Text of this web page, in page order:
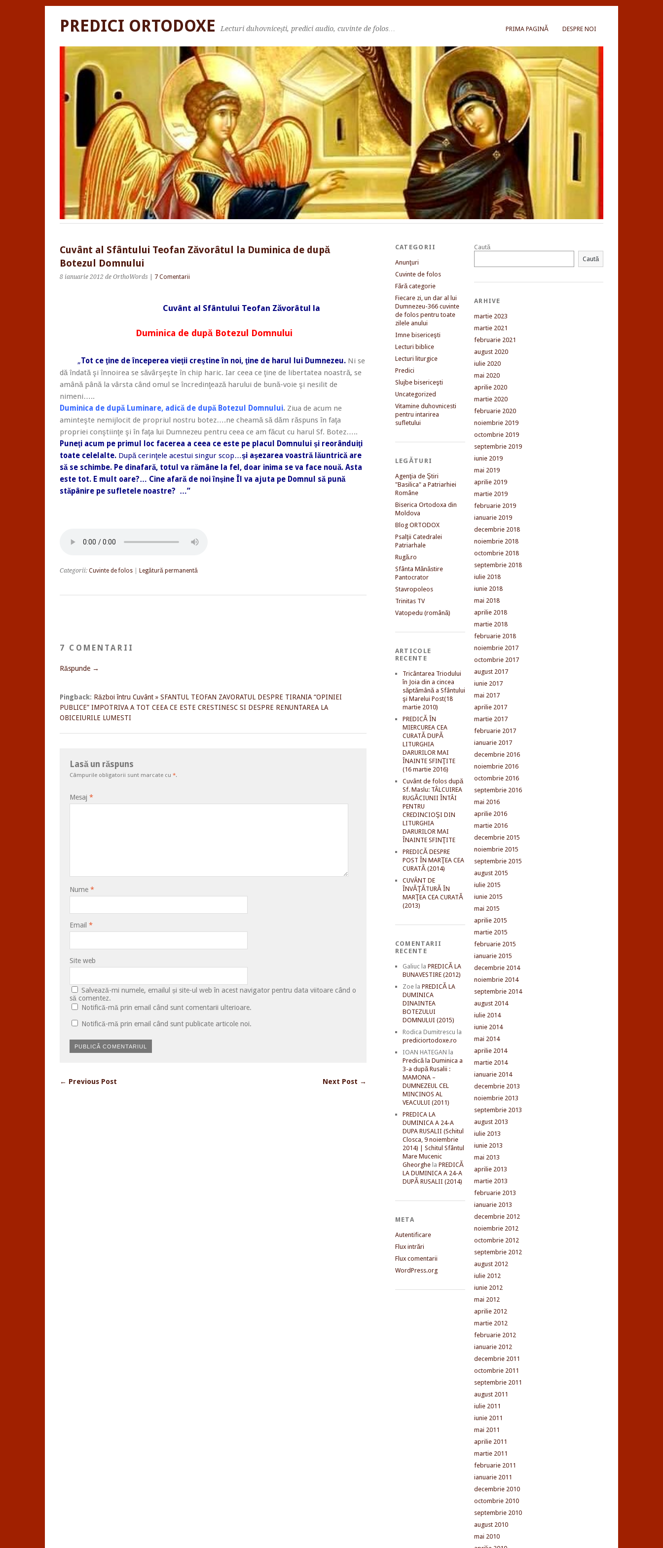
PRIMA PAGINĂ DESPRE NOI
PREDICI ORTODOXE Lecturi duhovniceşti, predici audio, cuvinte de folos…
Cuvânt al Sfântului Teofan Zăvorâtul la Duminica de după
Botezul Domnului
8 ianuarie 2012 de OrthoWords 7 Comentarii
Cuvânt al Sfântului Teofan Zăvorâtul la
Duminica de după Botezul Domnului
„Tot ce ţine de începerea vieţii creştine în noi, ţine de harul lui Dumnezeu. Ni se
dă îndată şi înnoirea se săvârşeşte în chip haric. Iar ceea ce ţine de libertatea noastră, se
amână până la vârsta când omul se încredinţează harului de bună-voie şi nesilit de
nimeni…..
Duminica de după Luminare, adică de după Botezul Domnului. Ziua de acum ne
aminteşte nemijlocit de propriul nostru botez….ne cheamă să dăm răspuns în faţa
propriei conştiinţe şi în faţa lui Dumnezeu pentru ceea ce am făcut cu harul Sf. Botez…..
Puneţi acum pe primul loc facerea a ceea ce este pe placul Domnului şi reorânduiţi
toate celelalte. După cerinţele acestui singur scop…şi aşezarea voastră lăuntrică are
să se schimbe. Pe dinafară, totul va rămâne la fel, doar inima se va face nouă. Asta
este tot. E mult oare?… Cine afară de noi înşine Îl va ajuta pe Domnul să pună
stăpânire pe sufletele noastre? …”
Categorii: Cuvinte de folos Legătură permanentă
7 COMENTARII
Răspunde →
Pingback: Război întru Cuvânt » SFANTUL TEOFAN ZAVORATUL DESPRE TIRANIA “OPINIEI
PUBLICE” IMPOTRIVA A TOT CEEA CE ESTE CRESTINESC SI DESPRE RENUNTAREA LA
OBICEIURILE LUMESTI
Lasă un răspuns
Câmpurile obligatorii sunt marcate cu *.
Mesaj *
Nume *
Email *
Site web
Salvează-mi numele, emailul și site-ul web în acest navigator pentru data viitoare când o
să comentez.
Notifică-mă prin email când sunt comentarii ulterioare.
Notifică-mă prin email când sunt publicate articole noi.
← Previous Post Next Post →
CATEGORII
Anunţuri
Cuvinte de folos
Fără categorie
Fiecare zi, un dar al lui
Dumnezeu-366 cuvinte
de folos pentru toate
zilele anului
Imne bisericeşti
Lecturi biblice
Lecturi liturgice
Predici
Slujbe bisericeşti
Uncategorized
Vitamine duhovnicesti
pentru intarirea
sufletului
LEGĂTURI
Agenţia de Ştiri
"Basilica" a Patriarhiei
Române
Biserica Ortodoxa din
Moldova
Blog ORTODOX
Psalţii Catedralei
Patriarhale
Rugă.ro
Sfânta Mănăstire
Pantocrator
Stavropoleos
Trinitas TV
Vatopedu (română)
ARTICOLE
RECENTE
Tricântarea Triodului
în Joia din a cincea
săptămână a Sfântului
şi Marelui Post(18
martie 2010)
PREDICĂ ÎN
MIERCUREA CEA
CURATĂ DUPĂ
LITURGHIA
DARURILOR MAI
ÎNAINTE SFINŢITE
(16 martie 2016)
Cuvânt de folos după
Sf. Maslu: TÂLCUIREA
RUGĂCIUNII ÎNTÂI
PENTRU
CREDINCIOŞI DIN
LITURGHIA
DARURILOR MAI
ÎNAINTE SFINŢITE
PREDICĂ DESPRE
POST ÎN MARŢEA CEA
CURATĂ (2014)
CUVÂNT DE
ÎNVĂŢĂTURĂ ÎN
MARŢEA CEA CURATĂ
(2013)
COMENTARII
RECENTE
Galiucla PREDICĂ LA
BUNAVESTIRE (2012)
Zoela PREDICĂ LA
DUMINICA
DINAINTEA
BOTEZULUI
DOMNULUI (2015)
Rodica Dumitrescu la
prediciortodoxe.ro
IOAN HATEGAN la
Predică la Duminica a
3-a după Rusalii :
MAMONA –
DUMNEZEUL CEL
MINCINOS AL
VEACULUI (2011)
PREDICA LA
DUMINICA A 24-A
DUPA RUSALII (Schitul
Closca, 9 noiembrie
2014) | Schitul Sfântul
Mare Mucenic
Gheorghela PREDICĂ
LA DUMINICA A 24-A
DUPĂ RUSALII (2014)
META
Autentificare
Flux intrări
Flux comentarii
WordPress.org
Caută
Caută
ARHIVE
martie 2023
martie 2021
februarie 2021
august 2020
iulie 2020
mai 2020
aprilie 2020
martie 2020
februarie 2020
noiembrie 2019
octombrie 2019
septembrie 2019
iunie 2019
mai 2019
aprilie 2019
martie 2019
februarie 2019
ianuarie 2019
decembrie 2018
noiembrie 2018
octombrie 2018
septembrie 2018
iulie 2018
iunie 2018
mai 2018
aprilie 2018
martie 2018
februarie 2018
noiembrie 2017
octombrie 2017
august 2017
iunie 2017
mai 2017
aprilie 2017
martie 2017
februarie 2017
ianuarie 2017
decembrie 2016
noiembrie 2016
octombrie 2016
septembrie 2016
mai 2016
aprilie 2016
martie 2016
decembrie 2015
noiembrie 2015
septembrie 2015
august 2015
iulie 2015
iunie 2015
mai 2015
aprilie 2015
martie 2015
februarie 2015
ianuarie 2015
decembrie 2014
noiembrie 2014
septembrie 2014
august 2014
iulie 2014
iunie 2014
mai 2014
aprilie 2014
martie 2014
ianuarie 2014
decembrie 2013
noiembrie 2013
septembrie 2013
august 2013
iulie 2013
iunie 2013
mai 2013
aprilie 2013
martie 2013
februarie 2013
ianuarie 2013
decembrie 2012
noiembrie 2012
octombrie 2012
septembrie 2012
august 2012
iulie 2012
iunie 2012
mai 2012
aprilie 2012
martie 2012
februarie 2012
ianuarie 2012
decembrie 2011
octombrie 2011
septembrie 2011
august 2011
iulie 2011
iunie 2011
mai 2011
aprilie 2011
martie 2011
februarie 2011
ianuarie 2011
decembrie 2010
octombrie 2010
septembrie 2010
august 2010
mai 2010